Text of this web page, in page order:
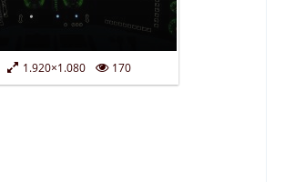
1.920×1.080 170